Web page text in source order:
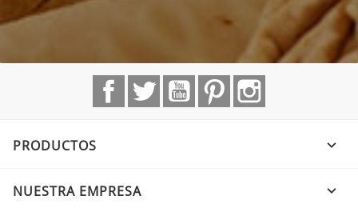
FacebookTwitter YouTubePinterest
PRODUCTOS 
NUESTRA EMPRESA 